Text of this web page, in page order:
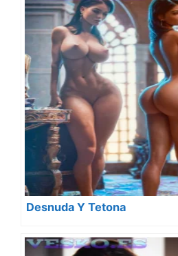
Desnuda Y Tetona